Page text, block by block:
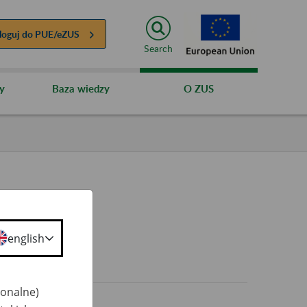
do PUE/eZUS
Search
Baza wiedzy O ZUS
english